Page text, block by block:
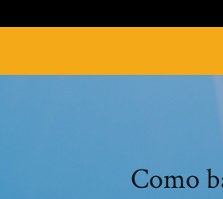
Como